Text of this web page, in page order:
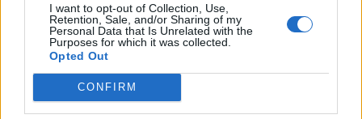
I want to opt-out of Collection, Use,
Retention, Sale, and/or Sharing of my
Personal Data that Is Unrelated with the
Purposes for which it was collected.
Opted Out
CONFIRM
trzy zabójstwa. Kiedy wydawało się, że może to być
punkt zwrotny tego best of five, niesamowicie zagrali
Deft i PawN, którzy zgarnęli w sumie cztery zabójstwa i
całkowicie zniwelowali przewagę SG. Był to początek
końca wicemistrzów świata, którzy niecałe 10 minut
później oglądali po raz ostatni eksplozję swojego